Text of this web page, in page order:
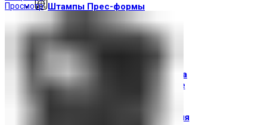
Штампы Прес-формы
АгроДеталь
Солнечные панели
Доставка и оплата
О торговой марке
Вход / Регистрация
Просмотр